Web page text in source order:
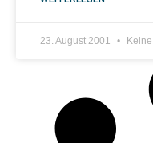
23. August 2001